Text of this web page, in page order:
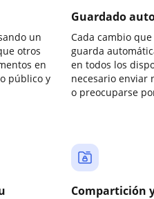
un
otros
en
público y
Guardado
Cada cambio
guarda
en todos los
necesario enviar
o preocuparse
Compartición